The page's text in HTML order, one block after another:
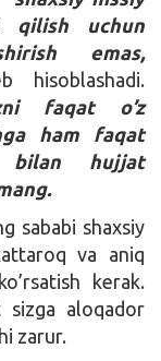
qilish uchun
emas,
hisoblashadi.
faqat o’z
ham faqat
bilan hujjat
sababi shaxsiy
va aniq
kerak.
sizga aloqador
zarur.